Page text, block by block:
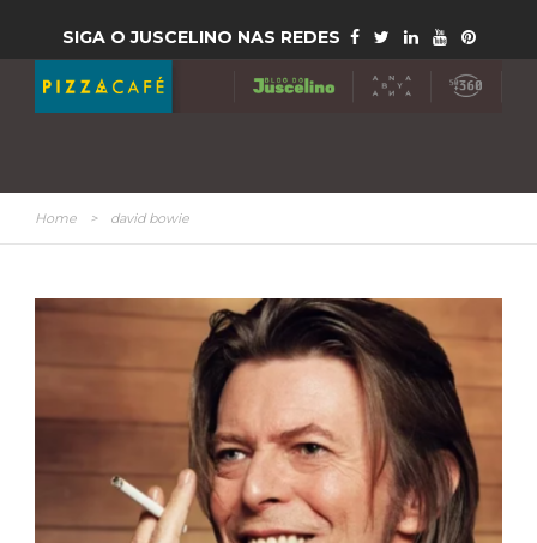
SIGA O JUSCELINO NAS REDES
Home > david bowie